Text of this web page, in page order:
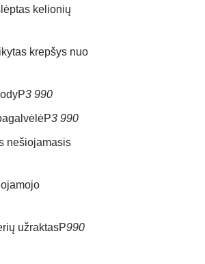
kelionių
krepšys nuo
P3 990
P3 990
nešiojamasis
užraktasP990